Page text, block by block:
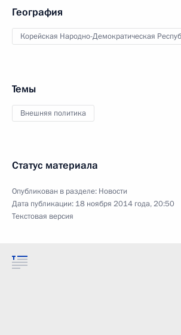
География
Корейская Народно-Демократическая
Темы
Внешняя политика
Статус материала
Опубликован в разделе: Новости
Дата публикации: 18 ноября 2014 года, 20:50
Текстовая версия